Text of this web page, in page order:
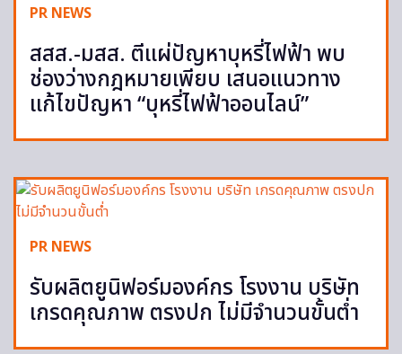
PR NEWS
สสส.-มสส. ตีแผ่ปัญหาบุหรี่ไฟฟ้า พบ
ช่องว่างกฎหมายเพียบ เสนอแนวทาง
แก้ไขปัญหา “บุหรี่ไฟฟ้าออนไลน์”
PR NEWS
รับผลิตยูนิฟอร์มองค์กร โรงงาน บริษัท
เกรดคุณภาพ ตรงปก ไม่มีจำนวนขั้นต่ำ